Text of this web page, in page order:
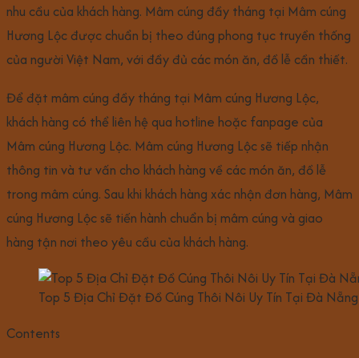
nhu cầu của khách hàng. Mâm cúng đầy tháng tại Mâm cúng
Hương Lộc được chuẩn bị theo đúng phong tục truyền thống
của người Việt Nam, với đầy đủ các món ăn, đồ lễ cần thiết.
Để đặt mâm cúng đầy tháng tại Mâm cúng Hương Lộc,
khách hàng có thể liên hệ qua hotline hoặc fanpage của
Mâm cúng Hương Lộc. Mâm cúng Hương Lộc sẽ tiếp nhận
thông tin và tư vấn cho khách hàng về các món ăn, đồ lễ
trong mâm cúng. Sau khi khách hàng xác nhận đơn hàng, Mâm
cúng Hương Lộc sẽ tiến hành chuẩn bị mâm cúng và giao
hàng tận nơi theo yêu cầu của khách hàng.
Top 5 Địa Chỉ Đặt Đồ Cúng Thôi Nôi Uy Tín Tại Đà Nẵng
Contents